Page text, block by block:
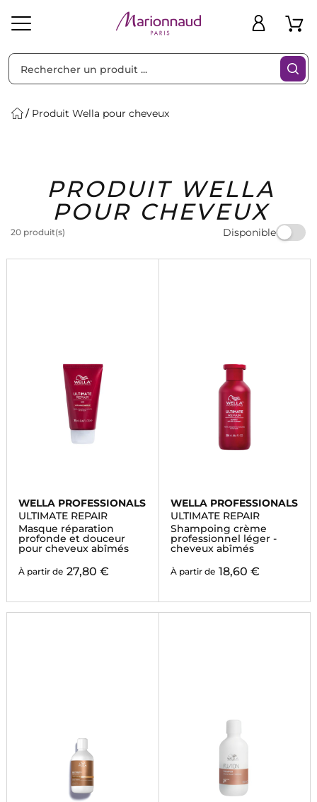
Solaire Homme Marques Idées
Cadeaux
Bons
Plans
Produit Wella pour cheveux
PRODUIT WELLA
POUR CHEVEUX
20 produit(s) Disponible
Filtres
WELLA PROFESSIONALS
ULTIMATE REPAIR
Masque réparation
profonde et douceur
pour cheveux abîmés
À partir de 27,80 €
WELLA PROFESSIONALS
ULTIMATE REPAIR
Shampoing crème
professionnel léger -
cheveux abîmés
À partir de 18,60 €